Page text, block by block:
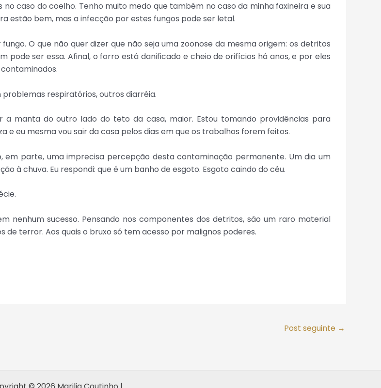
caso do coelho. Tenho muito medo que também no caso da minha faxineira e sua
estão bem, mas a infecção por estes fungos pode ser letal.
O que não quer dizer que não seja uma zoonose da mesma origem: os detritos
pode ser essa. Afinal, o forro está danificado e cheio de orifícios há anos, e por eles
respiratórios, outros diarréia.
manta do outro lado do teto da casa, maior. Estou tomando providências para
e eu mesma vou sair da casa pelos dias em que os trabalhos forem feitos.
parte, uma imprecisa percepção desta contaminação permanente. Um dia um
à chuva. Eu respondi: que é um banho de esgoto. Esgoto caindo do céu.
nenhum sucesso. Pensando nos componentes dos detritos, são um raro material
terror. Aos quais o bruxo só tem acesso por malignos poderes.
Post seguinte →